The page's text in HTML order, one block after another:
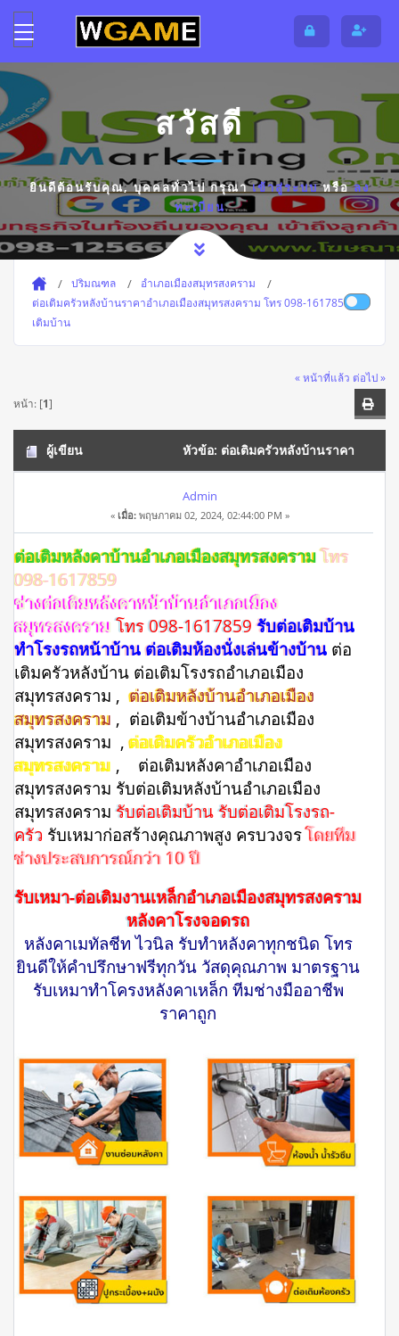
สวัสดี
ยินดีต้อนรับคุณ,บุคคลทั่วไปกรุณาเข้าสู่ระบบหรือลง
ทะเบียน
ปริมณฑล
อำเภอเมืองสมุทรสงคราม
ต่อเติมครัวหลังบ้านราคาอำเภอเมืองสมุทรสงคราม โทร 098-1617859 ต่อ
เติมบ้าน
« หน้าที่แล้ว ต่อไป »
หน้า: [1]
ผู้เขียน หัวข้อ: ต่อเติมครัวหลังบ้านราคา
อำเภอเมืองสมุทรสงคราม โทร 098-1617859 ต่อเติมบ้าน (อ่าน
2034 ครั้ง)
Admin
« เมื่อ:พฤษภาคม 02, 2024, 02:44:00 PM »
ต่อเติมหลังคาบ้านอำเภอเมืองสมุทรสงคราม โทร
098-1617859
ช่างต่อเติมหลังคาหน้าบ้านอำเภอเมือง
สมุทรสงคราม โทร 098-1617859 รับต่อเติมบ้าน
ทำโรงรถหน้าบ้าน ต่อเติมห้องนั่งเล่นข้างบ้าน ต่อ
เติมครัวหลังบ้าน ต่อเติมโรงรถอำเภอเมือง
สมุทรสงคราม , ต่อเติมหลังบ้านอำเภอเมือง
สมุทรสงคราม , ต่อเติมข้างบ้านอำเภอเมือง
สมุทรสงคราม , ต่อเติมครัวอำเภอเมือง
สมุทรสงคราม , ต่อเติมหลังคาอำเภอเมือง
สมุทรสงคราม รับต่อเติมหลังบ้านอำเภอเมือง
สมุทรสงคราม รับต่อเติมบ้าน รับต่อเติมโรงรถ-
ครัว รับเหมาก่อสร้างคุณภาพสูง ครบวงจร โดยทีม
ช่างประสบการณ์กว่า 10 ปี
รับเหมา-ต่อเติมงานเหล็กอำเภอเมืองสมุทรสงคราม
หลังคาโรงจอดรถ
หลังคาเมทัลชีท ไวนิล รับทำหลังคาทุกชนิด โทร
ยินดีให้คำปรึกษาฟรีทุกวัน วัสดุคุณภาพ มาตรฐาน
รับเหมาทำโครงหลังคาเหล็ก ทีมช่างมืออาชีพ
ราคาถูก